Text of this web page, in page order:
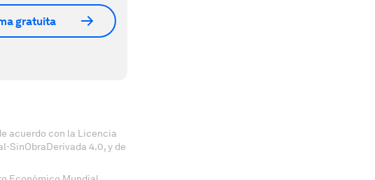
gratuita
acuerdo con la Licencia
SinObraDerivada 4.0, y de